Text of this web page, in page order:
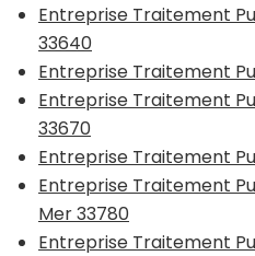
Entreprise Traitement
33640
Entreprise Traitement
Entreprise Traitement
33670
Entreprise Traitement
Entreprise Traitement
Mer 33780
Entreprise Traitement